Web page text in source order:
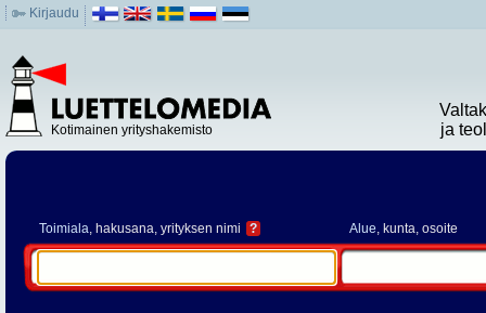
Kirjaudu
Kotimainen yrityshakemisto
ja
Toimiala, hakusana, yrityksen nimi ? Alue, kunta, osoite